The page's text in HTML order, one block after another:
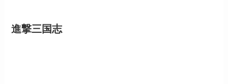
進撃三国志